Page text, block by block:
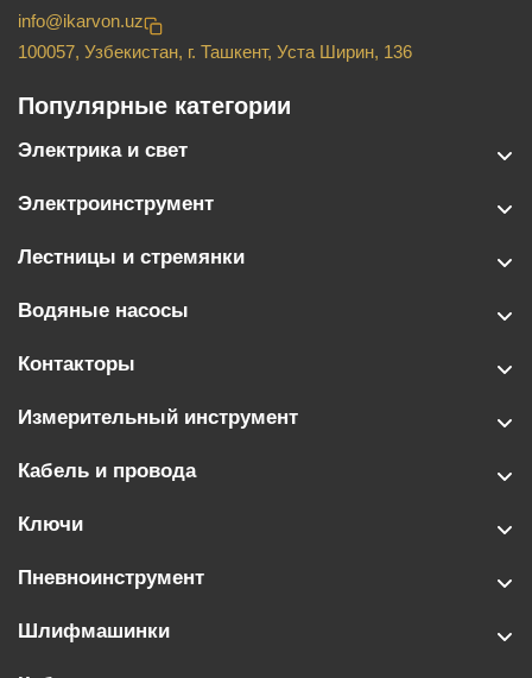
info@ikarvon.uz
100057, Узбекистан, г. Ташкент, Уста Ширин, 136
Популярные категории
Электрика и свет
Электроинструмент
Лестницы и стремянки
Водяные насосы
Контакторы
Измерительный инструмент
Кабель и провода
Ключи
Пневноинструмент
Шлифмашинки